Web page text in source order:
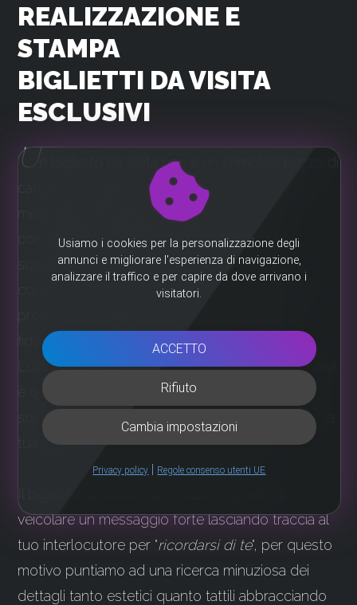
ACCETTO
Rifiuto
Cambia impostazioni
Privacy policy | Regole consenso utenti UE
REALIZZAZIONE E
STAMPA
BIGLIETTI DA VISITA
ESCLUSIVI
U n biglietto da visita non è un semplice pezzo di
carta ma un utile status symbol; la sua durata è
medio alta, basti pensare a quante aziende
conservano i biglietti da visita sulla propria
scrivania, tipicamente vicino al monitor per i
contatti più utili o lo custodiscono con cura nel
fidelizzati o un tessera esclusiva in materiale
Luxury o alluminio per accedere a servizi esclusivi;
è questo il nostro obiettivo, trovare la migliore
soluzione materica ed estetica per promuovere la
tua attività, il tuo evento, il tuo business.
veicolare un messaggio forte lasciando traccia al
tuo interlocutore per "ricordarsi di te", per questo
motivo puntiamo ad una ricerca minuziosa dei
dettagli tanto estetici quanto tattili abbracciando